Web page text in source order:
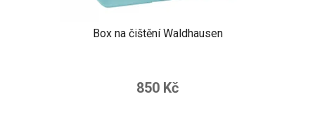
Box na čištění Waldhausen
850 Kč